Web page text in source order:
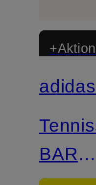
adidas